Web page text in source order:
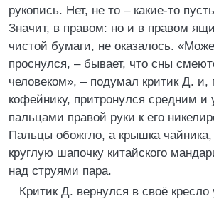
рукопись. Нет, не то – какие-то
Значит, в правом: но и в правом
чистой бумаги, не оказалось.
проснулся, – бывает, что сны
человеком», – подумал критик Д. и,
кофейнику, притронулся средним и
пальцами правой руки к его
Пальцы обожгло, а крышка
круглую шапочку китайского
над струями пара.
Критик Д. вернулся в своё